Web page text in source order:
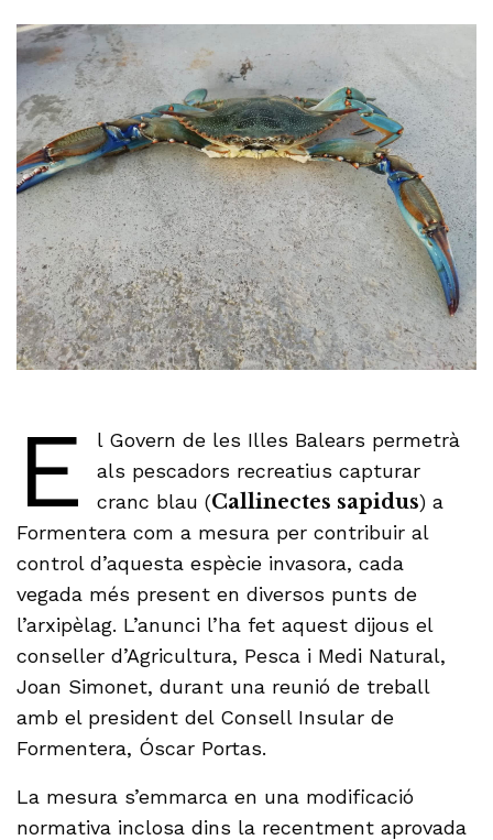
E
l Govern de les Illes Balears permetrà
als pescadors recreatius capturar
cranc blau (Callinectes sapidus) a
Formentera com a mesura per contribuir al
control d’aquesta espècie invasora, cada
vegada més present en diversos punts de
l’arxipèlag. L’anunci l’ha fet aquest dijous el
conseller d’Agricultura, Pesca i Medi Natural,
Joan Simonet, durant una reunió de treball
amb el president del Consell Insular de
Formentera, Óscar Portas.
La mesura s’emmarca en una modificació
normativa inclosa dins la recentment aprovada